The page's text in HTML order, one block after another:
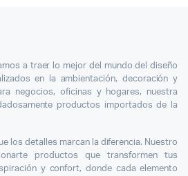
a traer lo mejor del mundo del diseño
en la ambientación, decoración y
negocios, oficinas y hogares, nuestra
productos importados de la
los detalles marcan la diferencia. Nuestro
productos que transformen tus
y confort, donde cada elemento